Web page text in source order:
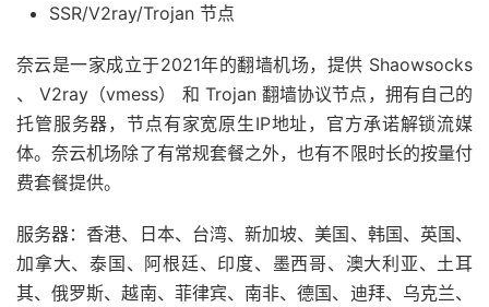
SSR/V2ray/Trojan 节点
奈云是一家成立于2021年的翻墙机场，提供 Shaowsocks
、 V2ray（vmess） 和 Trojan 翻墙协议节点，拥有自己的
托管服务器，节点有家宽原生IP地址，官方承诺解锁流媒
体。奈云机场除了有常规套餐之外，也有不限时长的按量付
费套餐提供。
服务器：香港、日本、台湾、新加坡、美国、韩国、英国、
加拿大、泰国、阿根廷、印度、墨西哥、澳大利亚、土耳
其、俄罗斯、越南、菲律宾、南非、德国、迪拜、乌克兰、